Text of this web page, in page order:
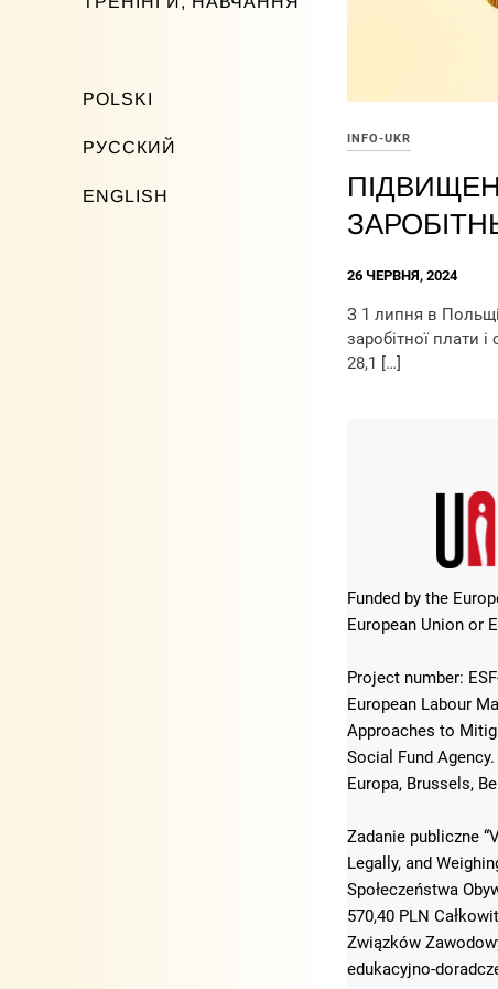
POLSKI
РУССКИЙ
ENGLISH
INFO-UKR
26 ЧЕРВНЯ, 2024
З 1 липня в
заробітної плати
28,1 […]
Funded by the
European Union or
Project number:
European Labour
Approaches to
Social Fund
Europa, Brussels,
Zadanie publiczne
Legally, and
Społeczeństwa
570,40 PLN
Związków
edukacyjno-